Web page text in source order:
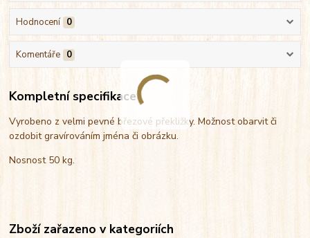
Hodnocení 0
Komentáře 0
Kompletní specifikace
Vyrobeno z velmi pevné březové překližky. Možnost obarvit či
ozdobit gravírováním jména či obrázku.
Nosnost 50 kg.
Zboží zařazeno v kategoriích